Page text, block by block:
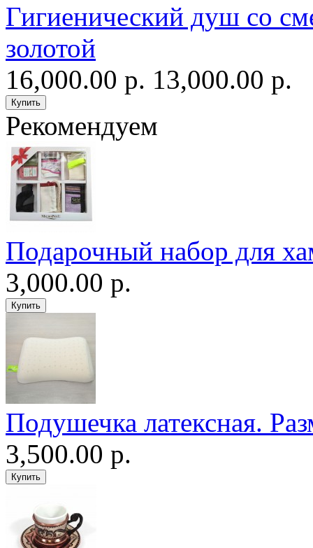
Гигиенический душ со
золотой
16,000.00 р. 13,000.00 р.
Рекомендуем
Подарочный набор для
3,000.00 р.
Подушечка латексная.
3,500.00 р.